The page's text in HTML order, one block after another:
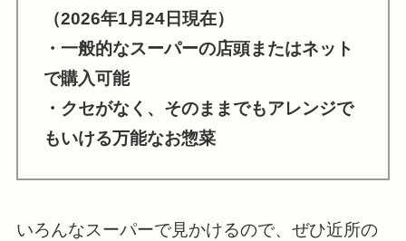
（2026年1月24日現在）
・一般的なスーパーの店頭またはネット
で購入可能
・クセがなく、そのままでもアレンジで
もいける万能なお惣菜
いろんなスーパーで見かけるので、ぜひ近所の